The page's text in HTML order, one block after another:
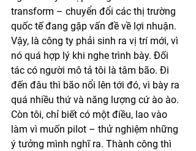
transform – chuyển đổi các thị trường
quốc tế đang gặp vấn đề về lợi nhuận.
Vậy, là công ty phải sinh ra vị trí mới, vì
nó quá hợp lý khi nghe trình bày. Đối
tác có người mô tả tôi là tâm bão. Đi
đến đâu thì bão nổi lên tới đó, vì bày ra
quá nhiều thứ và năng lượng cứ ào ào.
Còn tôi, chỉ biết có một điều, lao vào
làm vì muốn pilot – thử nghiệm những
ý tưởng mình nghĩ ra. Thành công thì